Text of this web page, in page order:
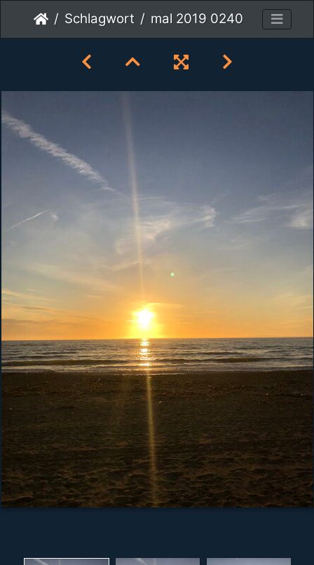
Schlagwort mal 2019 0240